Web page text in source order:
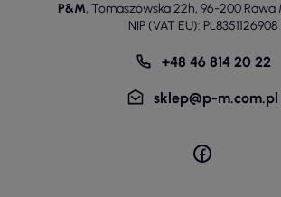
P&M, Tomaszowska 22h, 96-200 Rawa
NIP (VAT EU): PL8351126908
+48 46 814 20 22
sklep@p-m.com.pl